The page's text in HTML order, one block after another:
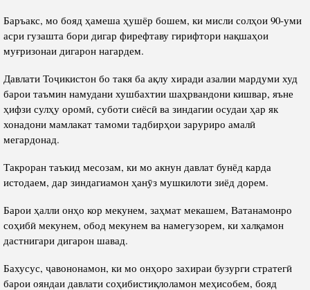
Баръакс, мо бояд ҳамеша ҳушёр бошем, ки мисли солҳои 90-уми
асри гузашта бори дигар фирефтаву гирифтори нақшаҳои
муғризонаи дигарон нагардем.
Давлати Тоҷикистон бо такя ба ақлу хиради азалии мардуми худ
барои таъмин намудани хушбахтии шаҳрвандони кишвар, яъне
ҳифзи сулҳу оромӣ, суботи сиёсӣ ва зиндагии осудаи ҳар як
хонадони мамлакат тамоми тадбирҳои заруриро амалӣ
мегардонад.
Такроран таъкид месозам, ки мо акнун давлат бунёд карда
истодаем, дар зиндагиамон ҳанӯз мушкилоти зиёд дорем.
Барои ҳалли онҳо кор мекунем, заҳмат мекашем, Ватанамонро
соҳибӣ мекунем, обод мекунем ва намегузорем, ки халқамон
дастнигари дигарон шавад.
Бахусус, ҷавононамон, ки мо онҳоро захираи бузурги стратегӣ
барои ояндаи давлати соҳибистиқлоламон меҳисобем, бояд